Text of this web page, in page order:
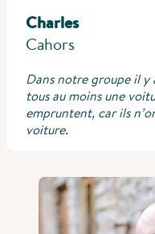
Charles
Cahors
Dans notre groupe il
tous au moins une
empruntent, car ils
voiture.